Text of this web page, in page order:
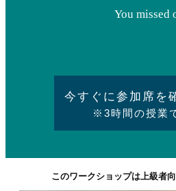
You missed
今す ぐに参加席を
※3時間の授業
このワークショップは上級者